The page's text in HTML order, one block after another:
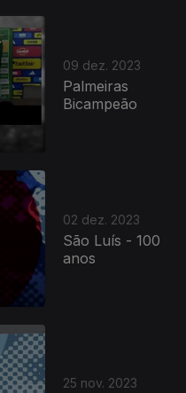
09 dez. 2023
Palmeiras
Bicampeão
02 dez. 2023
São Luís - 100
anos
25 nov. 2023